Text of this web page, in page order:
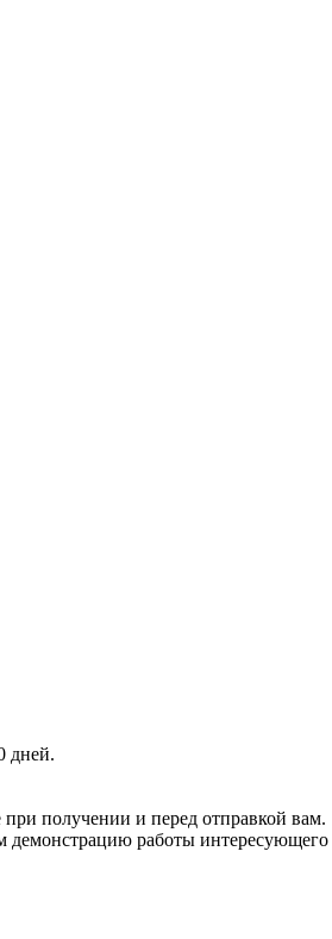
дней.
при получении и перед отправкой вам.
работы интересующего